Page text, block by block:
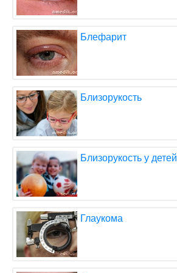
Блефарит
Близорукость
Близорукость у детей
Глаукома